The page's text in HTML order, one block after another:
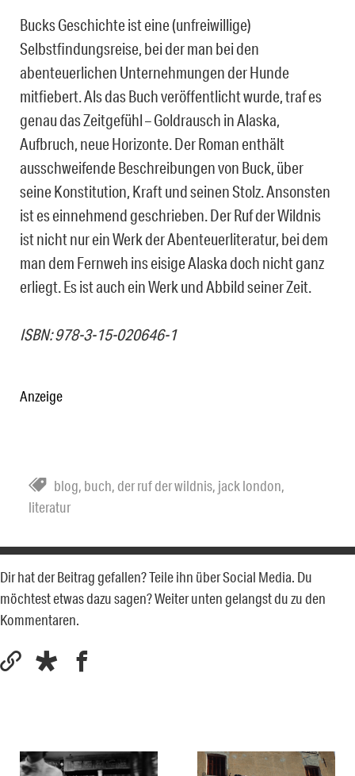
Bucks Geschichte ist eine (unfreiwillige)
Selbstfindungsreise, bei der man bei den
abenteuerlichen Unternehmungen der Hunde
mitfiebert. Als das Buch veröffentlicht wurde, traf es
genau das Zeitgefühl – Goldrausch in Alaska,
Aufbruch, neue Horizonte. Der Roman enthält
ausschweifende Beschreibungen von Buck, über
seine Konstitution, Kraft und seinen Stolz. Ansonsten
ist es einnehmend geschrieben. Der Ruf der Wildnis
ist nicht nur ein Werk der Abenteuerliteratur, bei dem
man dem Fernweh ins eisige Alaska doch nicht ganz
erliegt. Es ist auch ein Werk und Abbild seiner Zeit.
ISBN: 978-3-15-020646-1
Anzeige
blog, buch, der ruf der wildnis, jack london,
literatur
Dir hat der Beitrag gefallen? Teile ihn über Social Media. Du
möchtest etwas dazu sagen? Weiter unten gelangst du zu den
Kommentaren.